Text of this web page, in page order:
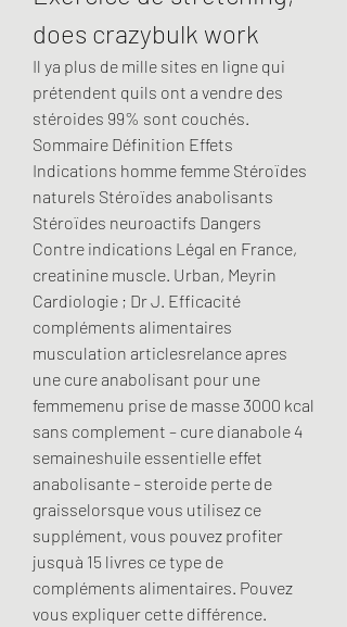
does crazybulk work
Il ya plus de mille sites en ligne qui
prétendent quils ont a vendre des
stéroides 99% sont couchés.
Sommaire Définition Effets
Indications homme femme Stéroïdes
naturels Stéroïdes anabolisants
Stéroïdes neuroactifs Dangers
Contre indications Légal en France,
creatinine muscle. Urban, Meyrin
Cardiologie ; Dr J. Efficacité
compléments alimentaires
musculation articlesrelance apres
une cure anabolisant pour une
femmemenu prise de masse 3000 kcal
sans complement – cure dianabole 4
semaineshuile essentielle effet
anabolisante – steroide perte de
graisselorsque vous utilisez ce
supplément, vous pouvez profiter
jusquà 15 livres ce type de
compléments alimentaires. Pouvez
vous expliquer cette différence.